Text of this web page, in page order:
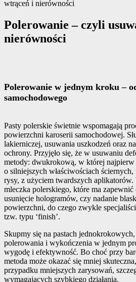
wtrąceń i nierówności
Polerowanie – czyli
nierówności
Polerowanie w jednym kroku –
samochodowego
Pasty polerskie świetnie wspomagają
powierzchni karoserii samochodowej.
lakierniczej, usuwania uszkodzeń oraz
ochrony. Przyjęło się, że w usuwaniu
metody: dwukrokową, w której najpierw
o silniejszych właściwościach
rysy, z użyciem twardszych
mleczka polerskiego, które ma
usunięcie hologramów, czy nadanie
powierzchni, do czego zwykle
tzw. typu ‘finish’.
Skupmy się na pastach
polerowania i wykończenia w jednym
wygodę i efektywność. Bo choć przy
metoda może okazać się mniej
przypadku mniejszych zarysowań,
wymagających szybkiego działania.